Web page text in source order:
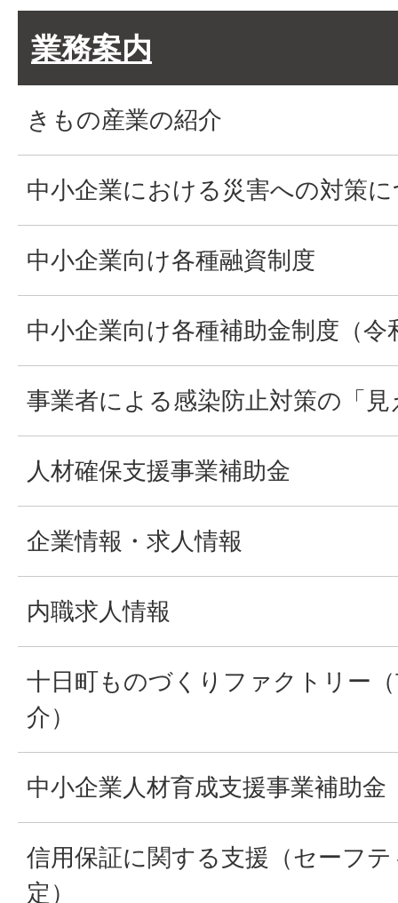
業務案内
きもの産業の紹介
中小企業における災害への対策
中小企業向け各種融資制度
中小企業向け各種補助金制度（令
事業者による感染防止対策の「見
人材確保支援事業補助金
企業情報・求人情報
内職求人情報
十日町ものづくりファクトリー
介）
中小企業人材育成支援事業補助金
信用保証に関する支援（セーフ
定）